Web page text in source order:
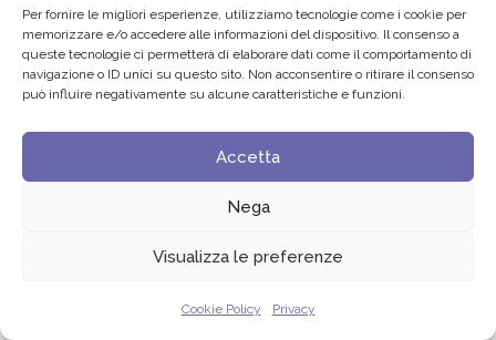
Per fornire le migliori esperienze, utilizziamo tecnologie come i cookie per
memorizzare e/o accedere alle informazioni del dispositivo. Il consenso a
queste tecnologie ci permetterà di elaborare dati come il comportamento di
navigazione o ID unici su questo sito. Non acconsentire o ritirare il consenso
può influire negativamente su alcune caratteristiche e funzioni.
Accetta
Nega
Visualizza le preferenze
Cookie Policy Privacy
Padre Benanti: «Intelligenza artificiale? Contro i nuovi
algoritmi del potere serve una governance condivisa»
21 Luglio 2026
Edvance – Digital Education Hub Higher Education 15